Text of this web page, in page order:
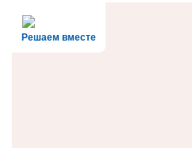
Решаем вместе